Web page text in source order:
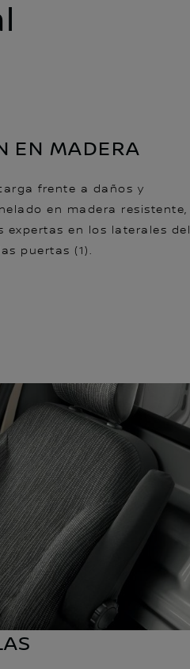
EN MADERA
frente a daños y
en madera resistente,
expertas en los laterales del
puertas (1).